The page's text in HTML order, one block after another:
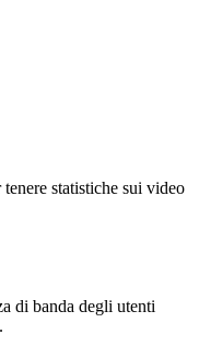
statistiche sui video
di banda degli utenti